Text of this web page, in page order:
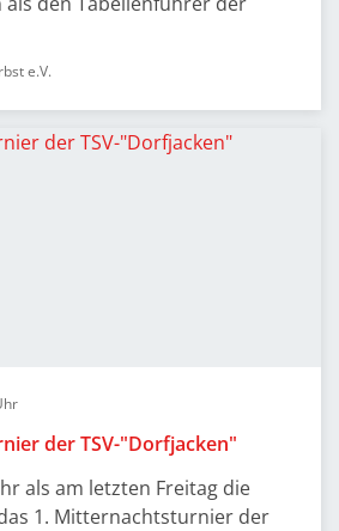
e.V.
der TSV-"Dorfjacken"
als am letzten Freitag die
1. Mitternachtsturnier der